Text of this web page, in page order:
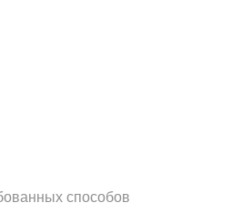
способов